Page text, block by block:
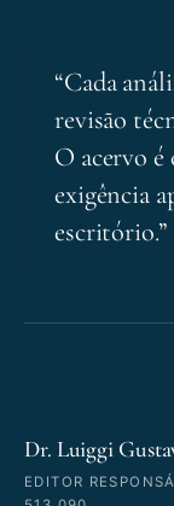
“Cada
revisão
O acervo
exigência
escritório.”
Dr. Luiggi
EDITOR